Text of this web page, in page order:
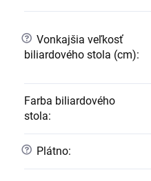
? Vonkajšia veľkosť
biliardového stola (cm):
Farba biliardového
stola:
? Plátno: